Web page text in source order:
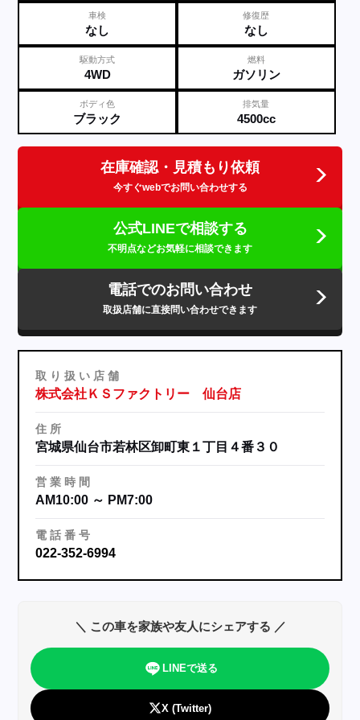
車検
なし
修復歴
なし
駆動方式
4WD
燃料
ガソリン
ボディ色
ブラック
排気量
4500cc
在庫確認・見積もり依頼
今すぐwebでお問い合わせする
公式LINEで相談する
不明点などお気軽に相談できます
電話でのお問い合わせ
取扱店舗に直接問い合わせできます
取 り 扱 い 店 舗
株式会社ＫＳファクトリー 仙台店
住 所
宮城県仙台市若林区卸町東１丁目４番３０
営 業 時 間
AM10:00 ～ PM7:00
電 話 番 号
022-352-6994
＼ この車を家族や友人にシェアする ／
LINEで送る
X (Twitter)